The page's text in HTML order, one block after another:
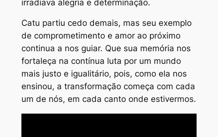
irradiava alegria e determinação.
Catu partiu cedo demais, mas seu exemplo
de comprometimento e amor ao próximo
continua a nos guiar. Que sua memória nos
fortaleça na contínua luta por um mundo
mais justo e igualitário, pois, como ela nos
ensinou, a transformação começa com cada
um de nós, em cada canto onde estivermos.